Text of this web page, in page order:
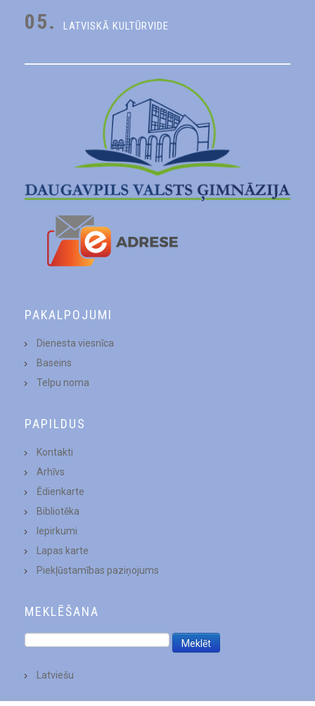
05. LATVISKĀ KULTŪRVIDE
PAKALPOJUMI
Dienesta viesnīca
Baseins
Telpu noma
PAPILDUS
Kontakti
Arhīvs
Ēdienkarte
Bibliotēka
Iepirkumi
Lapas karte
Piekļūstamības paziņojums
MEKLĒŠANA
Latviešu